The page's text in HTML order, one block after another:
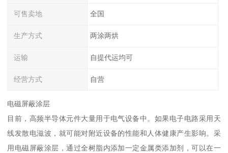
可售卖地 全国
生产方式 两涂两烘
运输 自提代运均可
经营方式 自营
电磁屏蔽涂层
目前，高频半导体元件大量用于电气设备中。如果电子电路采用天
线发散电滋波，就可能对附近设备的性能和人体健康产生影响。采
用电磁屏蔽涂层，通过全树脂内添加一定金属类添加剂，可以在一